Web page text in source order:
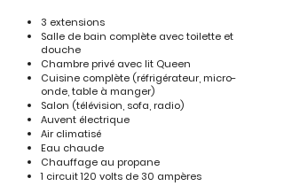
3 extensions
Salle de bain complète avec toilette et
douche
Chambre privé avec lit Queen
Cuisine complète (réfrigérateur, micro-
onde, table à manger)
Salon (télévision, sofa, radio)
Auvent électrique
Air climatisé
Eau chaude
Chauffage au propane
1 circuit 120 volts de 30 ampères